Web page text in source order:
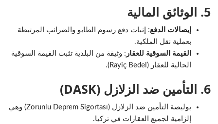
5. الوثائق المالية
إيصالات الدفع: إثبات دفع رسوم الطابو والضرائب المرتبطة
بعملية نقل الملكية.
القيمة السوقية للعقار : وثيقة من البلدية تثبت القيمة السوقية
الحالية للعقار (Rayiç Bedel).
6. التأمين ضد الزلازل (DASK)
بوليصة التأمين ضد الزلازل (Zorunlu Deprem Sigortası) وهي
إلزامية لجميع العقارات في تركيا.